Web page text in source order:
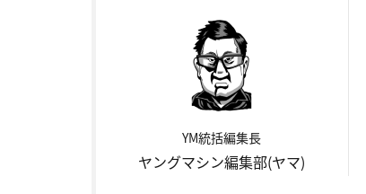
YM統括編集長
ヤングマシン編集部(ヤマ)